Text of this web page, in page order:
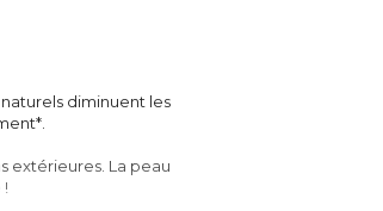
diminuent les
extérieures. La peau